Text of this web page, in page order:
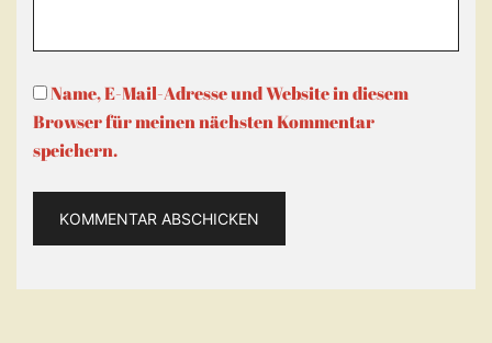
Name, E-Mail-Adresse und Website in diesem
Browser für meinen nächsten Kommentar
speichern.